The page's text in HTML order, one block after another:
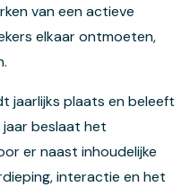
van een actieve
elkaar ontmoeten,
jaarlijks plaats en beleeft
jaar beslaat het
er naast inhoudelijke
interactie en het